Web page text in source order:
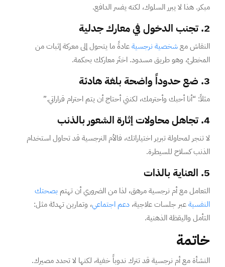
مبكر. هذا لا يبرر السلوك، لكنه يفسر الدافع.
2. تجنب الدخول في معارك جدلية
النقاش معشخصية نرجسيةعادةً ما يتحول إلى معركة إثبات من
المخطئ، وهو طريق مسدود. اختَر معاركك بحكمة.
3. ضع حدوداً واضحة بلغة هادئة
مثلاً: “أنا أحبك وأحترمك، لكنني أحتاج أن يتم احترام قراراتي.”
4. تجاهل محاولات إثارة الشعور بالذنب
لا تنجر لمحاولة تبرير اختياراتك، فالأم النرجسية قد تحاول استخدام
الذنب كسلاح للسيطرة.
5. العناية بالذات
التعامل مع أم نرجسية مرهق، لذا من الضروري أن تهتم بصحتك
النفسيةعبر جلسات علاجية، دعم اجتماعي، وتمارين تهدئة مثل:
التأمل واليقظة الذهنية.
خاتمة
النشأة مع أم نرجسية قد تترك ندوباً خفية، لكنها لا تحدد مصيرك.